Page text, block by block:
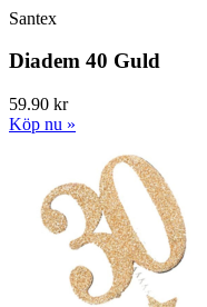
Santex
Diadem 40 Guld
59.90 kr
Köp nu »